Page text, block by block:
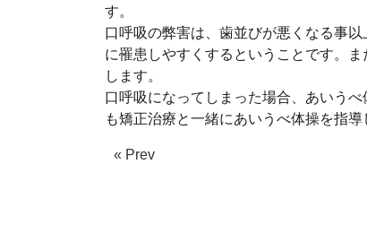
す。
口呼吸の弊害は、歯並びが悪くなる事
に罹患しやすくするということです。
します。
口呼吸になってしまった場合、あいう
も矯正治療と一緒にあいうべ体操を指
« Prev